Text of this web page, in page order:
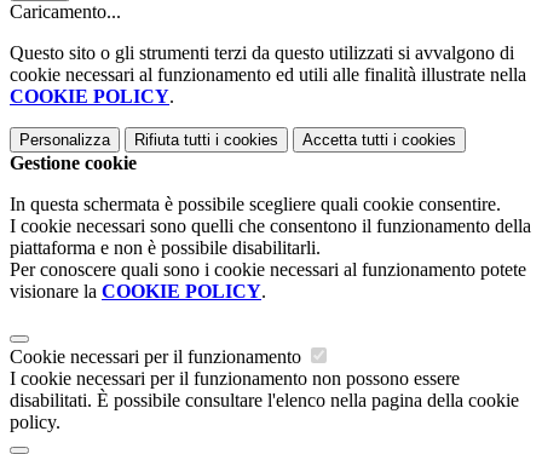
Caricamento...
Questo sito o gli strumenti terzi da questo utilizzati si avvalgono di
cookie necessari al funzionamento ed utili alle finalità illustrate nella
COOKIE POLICY.
Personalizza Rifiuta tutti i cookies Accetta tutti i cookies
Gestione cookie
In questa schermata è possibile scegliere quali cookie consentire.
I cookie necessari sono quelli che consentono il funzionamento della
piattaforma e non è possibile disabilitarli.
Per conoscere quali sono i cookie necessari al funzionamento potete
visionare la COOKIE POLICY.
Cookie necessari per il funzionamento
I cookie necessari per il funzionamento non possono essere
disabilitati. È possibile consultare l'elenco nella pagina della cookie
policy.